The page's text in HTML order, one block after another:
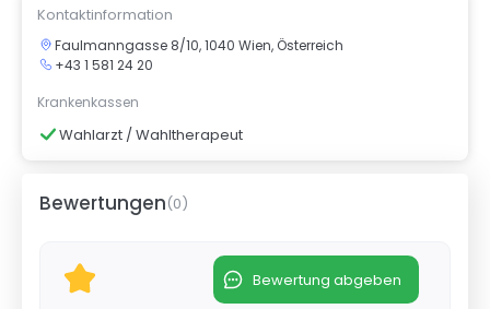
Kontaktinformation
Faulmanngasse 8/10, 1040 Wien, Österreich
+43 1 581 24 20
Krankenkassen
Wahlarzt / Wahltherapeut
Bewertungen(0)
Bewertung abgeben